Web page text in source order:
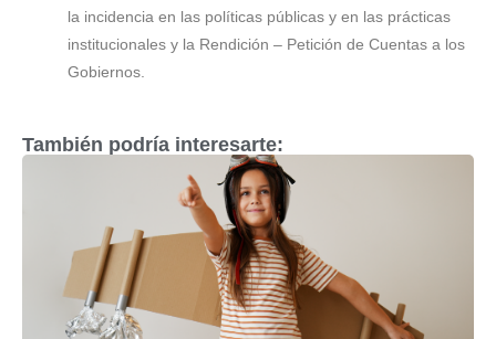
la incidencia en las políticas públicas y en las prácticas
institucionales y la Rendición – Petición de Cuentas a los
Gobiernos.
También podría interesarte: